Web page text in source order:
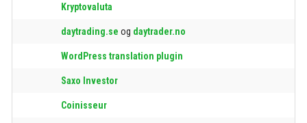
Kryptovaluta
daytrading.se og daytrader.no
WordPress translation plugin
Saxo Investor
Coinisseur